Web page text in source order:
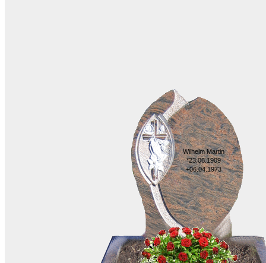
Wilhelm Martin
*23.06.1909
+06.04.1973